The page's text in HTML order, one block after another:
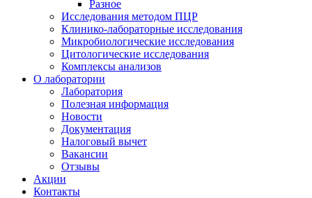
Разное
Исследования методом ПЦР
Клинико-лабораторные исследования
Микробиологические исследования
Цитологические исследования
Комплексы анализов
О лаборатории
Лаборатория
Полезная информация
Новости
Документация
Налоговый вычет
Вакансии
Отзывы
Акции
Контакты